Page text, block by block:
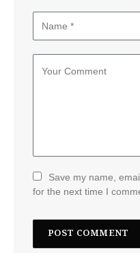
Save my name,
for the next time I